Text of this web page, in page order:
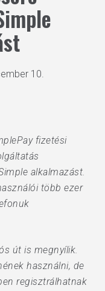
10.
fizetési
alkalmazást.
több ezer
út is megnyílik.
használni, de
regisztrálhatnak